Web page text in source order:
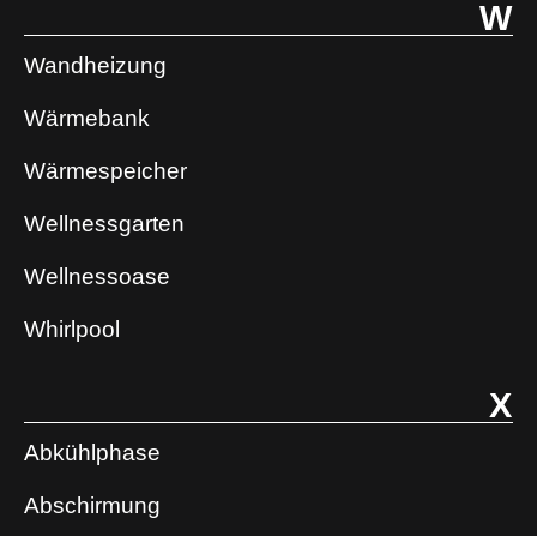
W
Wandheizung
Wärmebank
Wärmespeicher
Wellnessgarten
Wellnessoase
Whirlpool
X
Abkühlphase
Abschirmung